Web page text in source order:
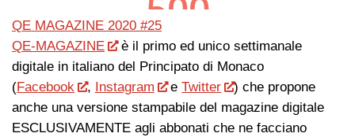
QE MAGAZINE 2020 #25
QE-MAGAZINE
è il primo ed unico settimanale
digitale in italiano del Principato di Monaco
(Facebook , Instagram eTwitter
) che propone
anche una versione stampabile del magazine digitale
ESCLUSIVAMENTE agli abbonati che ne facciano